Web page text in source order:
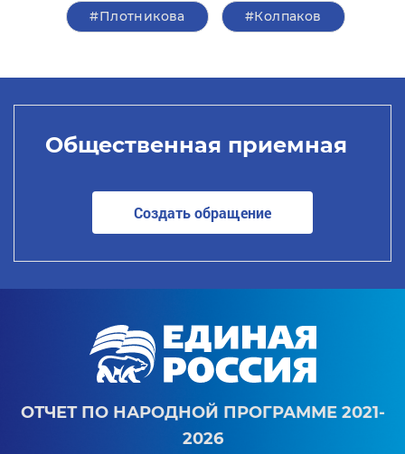
#Плотникова #Колпаков
Общественная приемная
Создать обращение
ОТЧЕТ ПО НАРОДНОЙ ПРОГРАММЕ 2021-
2026